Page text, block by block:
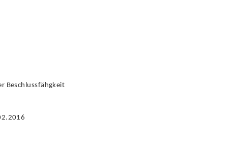
Beschlussfähgkeit